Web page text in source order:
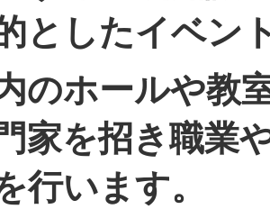
としたイベン
のホールや教
家を招き職業
行います。